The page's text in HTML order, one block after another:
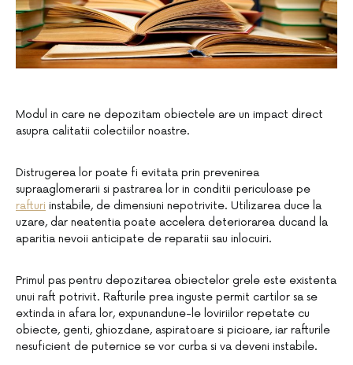
Modul in care ne depozitam obiectele are un impact direct
asupra calitatii colectiilor noastre.
Distrugerea lor poate fi evitata prin prevenirea
supraaglomerarii si pastrarea lor in conditii periculoase pe
rafturi instabile, de dimensiuni nepotrivite. Utilizarea duce la
uzare, dar neatentia poate accelera deteriorarea ducand la
aparitia nevoii anticipate de reparatii sau inlocuiri.
Primul pas pentru depozitarea obiectelor grele este existenta
unui raft potrivit. Rafturile prea inguste permit cartilor sa se
extinda in afara lor, expunandune-le loviriilor repetate cu
obiecte, genti, ghiozdane, aspiratoare si picioare, iar rafturile
nesuficient de puternice se vor curba si va deveni instabile.